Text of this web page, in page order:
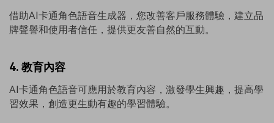
借助AI卡通角色語音生成器，您改善客戶服務體驗，建立品
牌聲譽和使用者信任，提供更友善自然的互動。
4. 教育內容
AI卡通角色語音可應用於教育內容，激發學生興趣，提高學
習效果，創造更生動有趣的學習體驗。